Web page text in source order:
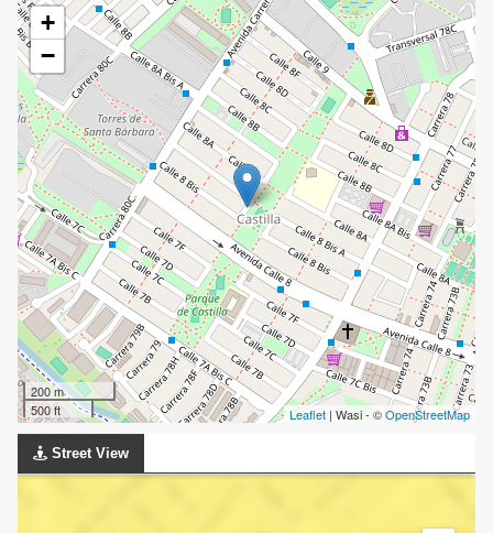
+
−
200 m
500 ft
Leaflet | Wasi - ©OpenStreetMap
Street View